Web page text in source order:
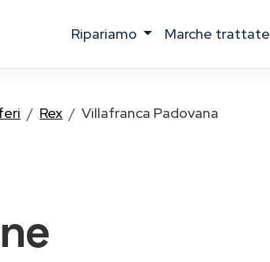
ripariamo marche trattate
Rex Villafranca Padovana